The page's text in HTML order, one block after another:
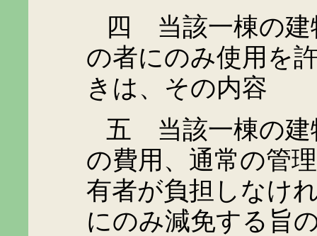
四 当該一棟の建物
の者にのみ使用を
きは、その内容
五 当該一棟の建物
の費用、通常の管
有者が負担しなけ
にのみ減免する旨